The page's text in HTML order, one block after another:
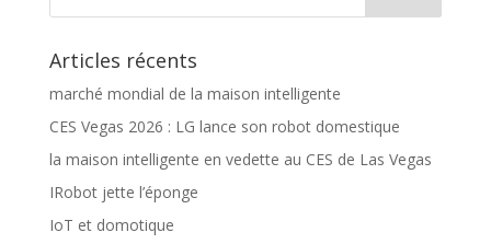
Articles récents
marché mondial de la maison intelligente
CES Vegas 2026 : LG lance son robot domestique
la maison intelligente en vedette au CES de Las Vegas
IRobot jette l’éponge
IoT et domotique